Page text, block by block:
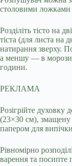
столовими ложками
Розділіть тісто на
тіста (для листа на
натирання зверху.
а меншу — в
години.
РЕКЛАМА
Розігрійте духовку
(23×30 см), змащену
папером для
Рівномірно
варення та посипте